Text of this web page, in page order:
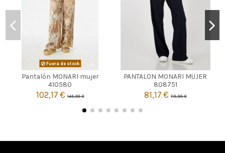
Fuera de stock
Pantalón MONARI mujer
410580
102,17 €145,95 €
 Agotado
PANTALON MONARI MUJER
808751
81,17 € 115,95 €
AZUL MARINO
38